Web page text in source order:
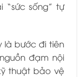
“sức sống” tự
là bước đi tiên
đạm nội
thuật bảo vệ